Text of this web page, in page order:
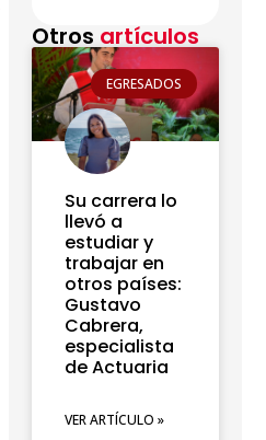
Otros artículos
EGRESADOS
Su carrera lo
llevó a
estudiar y
trabajar en
otros países:
Gustavo
Cabrera,
especialista
de Actuaria
VER ARTÍCULO »